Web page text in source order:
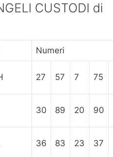
CUSTODI di
Numeri
27 57 7 75
30 89 20 90
36 83 23 37